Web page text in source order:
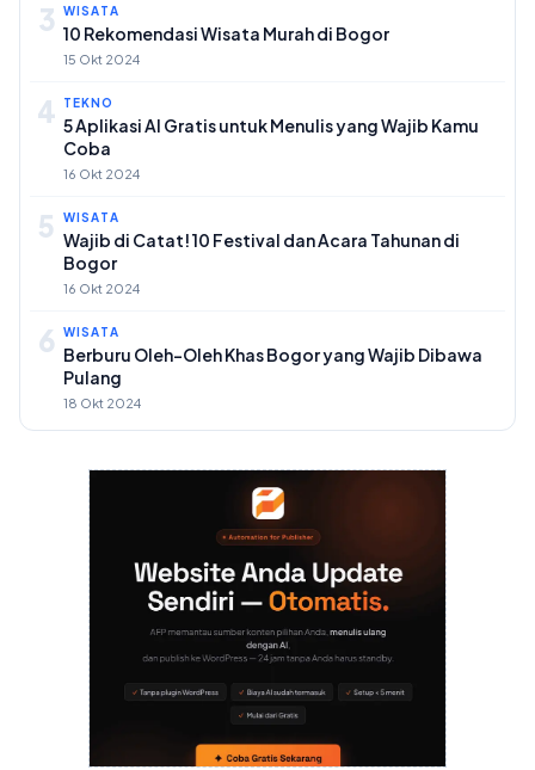
3 WISATA
10 Rekomendasi Wisata Murah di Bogor
15 Okt 2024
4 TEKNO
5 Aplikasi AI Gratis untuk Menulis yang Wajib Kamu
Coba
16 Okt 2024
5 WISATA
Wajib di Catat! 10 Festival dan Acara Tahunan di
Bogor
16 Okt 2024
6 WISATA
Berburu Oleh-Oleh Khas Bogor yang Wajib Dibawa
Pulang
18 Okt 2024